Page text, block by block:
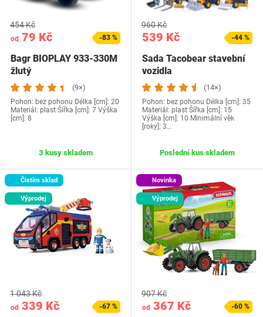
od 79 Kč
454 Kč
-83 %
Bagr BIOPLAY 933-330M
žlutý
(9×)
Pohon: bez pohonu Délka [cm]: 20
Materiál: plast Šířka [cm]: 7 Výška
[cm]: 8
3 kusy skladem
539 Kč
960 Kč
-44 %
Sada Tacobear stavební
vozidla
(14×)
Pohon: bez pohonu Délka [cm]: 35
Materiál: plast Šířka [cm]: 15
Výška [cm]: 10 Minimální věk
[roky]: 3…
Poslední kus skladem
Čistím sklad
Výprodej
od 339 Kč
1 043 Kč
-67 %
Novinka
Výprodej
od 367 Kč
907 Kč
-60 %